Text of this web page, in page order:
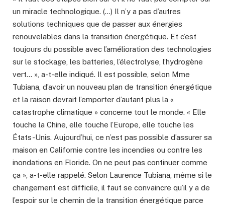
un miracle technologique. (…) Il n’y a pas d’autres
solutions techniques que de passer aux énergies
renouvelables dans la transition énergétique. Et c’est
toujours du possible avec l’amélioration des technologies
sur le stockage, les batteries, l’électrolyse, l’hydrogène
vert… », a-t-elle indiqué. Il est possible, selon Mme
Tubiana, d’avoir un nouveau plan de transition énergétique
et la raison devrait l’emporter d’autant plus la «
catastrophe climatique » concerne tout le monde. « Elle
touche la Chine, elle touche l’Europe, elle touche les
États-Unis. Aujourd’hui, ce n’est pas possible d’assurer sa
maison en Californie contre les incendies ou contre les
inondations en Floride. On ne peut pas continuer comme
ça », a-t-elle rappelé. Selon Laurence Tubiana, même si le
changement est difficile, il faut se convaincre qu’il y a de
l’espoir sur le chemin de la transition énergétique parce